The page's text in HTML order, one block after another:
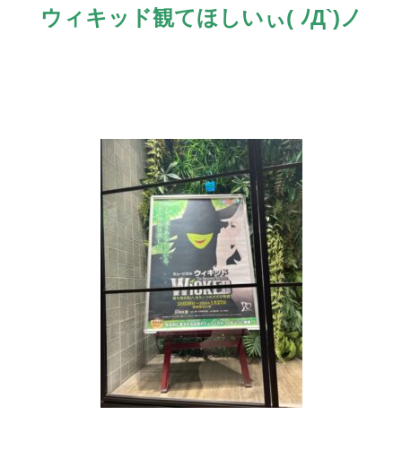
ウィキッド観てほしいぃ( ﾉД`)ノ